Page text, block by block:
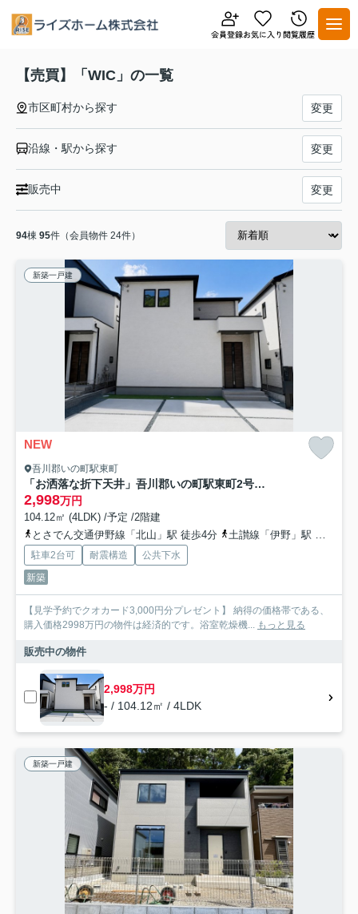
【売買】「WIC」の一覧
市区町村から探す 変更
沿線・駅から探す 変更
販売中 変更
94棟 95件（会員物件 24件）
新築一戸建
NEW
吾川郡いの町駅東町
「お洒落な折下天井」吾川郡いの町駅東町2号棟 新築一戸建て
2,998万円
104.12㎡ (4LDK) /予定 /2階建
とさでん交通伊野線「北山」駅 徒歩4分
土讃線「伊野」駅 徒歩9分
駐車2台可 耐震構造
公共下水
新築
【見学予約でクオカード3,000円分プレゼント】 納得の価格帯である、
購入価格2998万円の物件は経済的です。浴室乾燥機... もっと見る
販売中の物件
2,998万円
- / 104.12㎡ / 4LDK
新築一戸建